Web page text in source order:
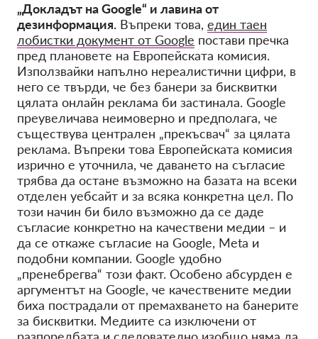
„Докладът на Google“ и лавина от
дезинформация. Въпреки това, един таен
лобистки документ от Google постави пречка
пред плановете на Европейската комисия.
Използвайки напълно нереалистични цифри, в
него се твърди, че без банери за бисквитки
цялата онлайн реклама би застинала. Google
преувеличава неимоверно и предполага, че
съществува централен „прекъсвач“ за цялата
реклама. Въпреки това Европейската комисия
изрично е уточнила, че даването на съгласие
трябва да остане възможно на базата на всеки
отделен уебсайт и за всяка конкретна цел. По
този начин би било възможно да се даде
съгласие конкретно на качествени медии – и
да се откаже съгласие на Google, Meta и
подобни компании. Google удобно
„пренебрегва“ този факт. Особено абсурден е
аргументът на Google, че качествените медии
биха пострадали от премахването на банерите
за бисквитки. Медиите са изключени от